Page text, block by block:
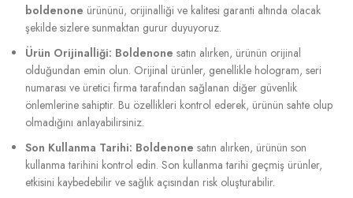
boldenone ürününü, orijinalliği ve kalitesi garanti altında olacak
şekilde sizlere sunmaktan gurur duyuyoruz.
Ürün Orijinalliği: Boldenone satın alırken, ürünün orijinal
olduğundan emin olun. Orijinal ürünler, genellikle hologram, seri
numarası ve üretici firma tarafından sağlanan diğer güvenlik
önlemlerine sahiptir. Bu özellikleri kontrol ederek, ürünün sahte olup
olmadığını anlayabilirsiniz.
Son Kullanma Tarihi: Boldenone satın alırken, ürünün son
kullanma tarihini kontrol edin. Son kullanma tarihi geçmiş ürünler,
etkisini kaybedebilir ve sağlık açısından risk oluşturabilir.